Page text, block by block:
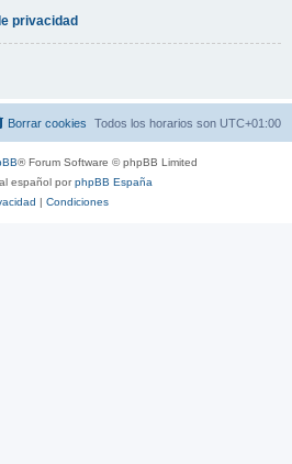
privacidad
Todos los horarios son UTC+01:00
Borrar cookies
® Forum Software © phpBB Limited
español porphpBB España
| Condiciones